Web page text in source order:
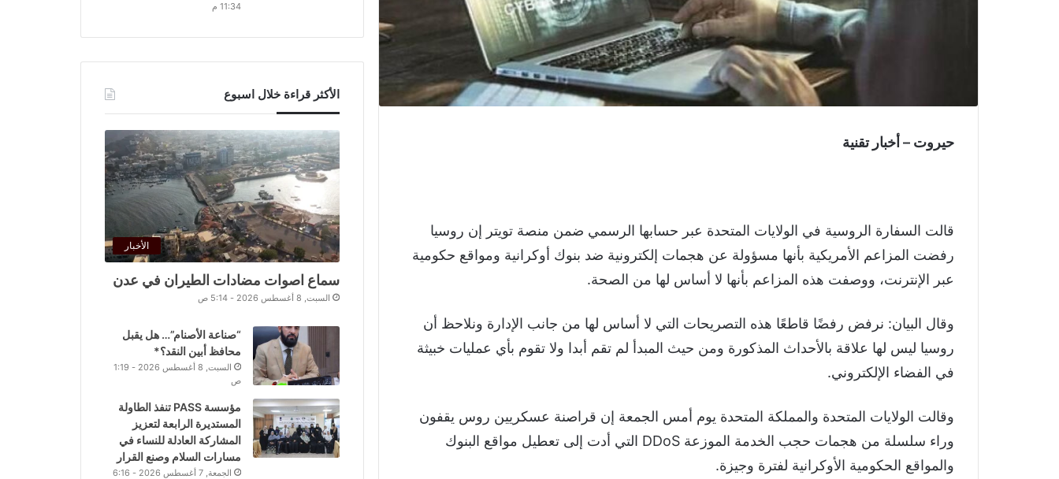
حيروت – أخبار تقنية
قالت السفارة الروسية في الولايات المتحدة عبر حسابها الرسمي ضمن منصة تويتر إن روسيا
رفضت المزاعم الأمريكية بأنها مسؤولة عن هجمات إلكترونية ضد بنوك أوكرانية ومواقع حكومية
عبر الإنترنت، ووصفت هذه المزاعم بأنها لا أساس لها من الصحة.
وقال البيان: نرفض رفضًا قاطعًا هذه التصريحات التي لا أساس لها من جانب الإدارة ونلاحظ أن
روسيا ليس لها علاقة بالأحداث المذكورة ومن حيث المبدأ لم تقم أبدا ولا تقوم بأي عمليات خبيثة
في الفضاء الإلكتروني.
وقالت الولايات المتحدة والمملكة المتحدة يوم أمس الجمعة إن قراصنة عسكريين روس يقفون
وراء سلسلة من هجمات حجب الخدمة الموزعة DDoS التي أدت إلى تعطيل مواقع البنوك
والمواقع الحكومية الأوكرانية لفترة وجيزة.
11:34 م
الأكثر قراءة خلال اسبوع
الأخبار
سماع اصوات مضادات الطيران في عدن
السبت, 8 أغسطس 2026 - 5:14 ص
“صناعة الأصنام”… هل يقبل
محافظ أبين النقد؟*
السبت, 8 أغسطس 2026 - 1:19
ص
مؤسسة PASS تنفذ الطاولة
المستديرة الرابعة لتعزيز
المشاركة العادلة للنساء في
مسارات السلام وصنع القرار
الجمعة, 7 أغسطس 2026 - 6:16